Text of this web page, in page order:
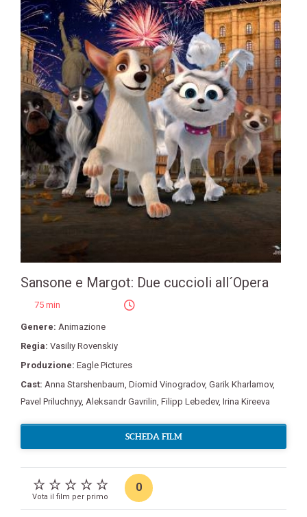
Sansone e Margot: Due cuccioli all´Opera
75 min
Genere: Animazione
Regia: Vasiliy Rovenskiy
Produzione: Eagle Pictures
Cast: Anna Starshenbaum, Diomid Vinogradov, Garik Kharlamov,
Pavel Priluchnyy, Aleksandr Gavrilin, Filipp Lebedev, Irina Kireeva
SCHEDA FILM
Vota il film per primo
0